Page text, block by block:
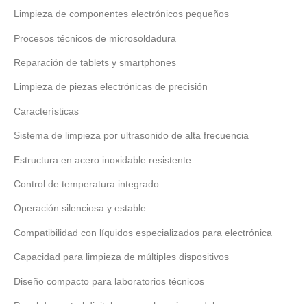
Limpieza de componentes electrónicos pequeños
Procesos técnicos de microsoldadura
Reparación de tablets y smartphones
Limpieza de piezas electrónicas de precisión
Características
Sistema de limpieza por ultrasonido de alta frecuencia
Estructura en acero inoxidable resistente
Control de temperatura integrado
Operación silenciosa y estable
Compatibilidad con líquidos especializados para electrónica
Capacidad para limpieza de múltiples dispositivos
Diseño compacto para laboratorios técnicos